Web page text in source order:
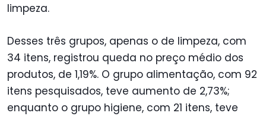
limpeza.
Desses três grupos, apenas o de limpeza, com
34 itens, registrou queda no preço médio dos
produtos, de 1,19%. O grupo alimentação, com 92
itens pesquisados, teve aumento de 2,73%;
enquanto o grupo higiene, com 21 itens, teve